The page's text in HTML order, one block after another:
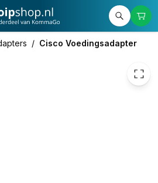
/ Cisco Voedingsadapter